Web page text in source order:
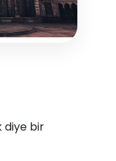
diye bir